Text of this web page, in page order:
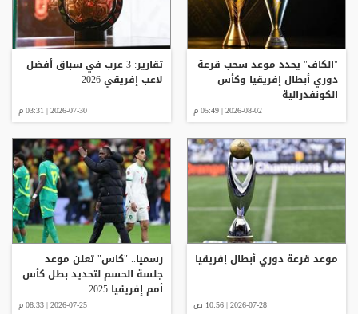
"الكاف" يحدد موعد سحب قرعة
دوري أبطال إفريقيا وكأس
الكونفدرالية
2026-08-02 | 05:49 م
تقارير: 3 عرب في سباق أفضل
لاعب إفريقي 2026
2026-07-30 | 03:31 م
موعد قرعة دوري أبطال إفريقيا
2026-07-28 | 10:56 ص
رسميا.. "كاس" تعلن موعد
جلسة الحسم لتحديد بطل كأس
أمم إفريقيا 2025
2026-07-25 | 08:33 م